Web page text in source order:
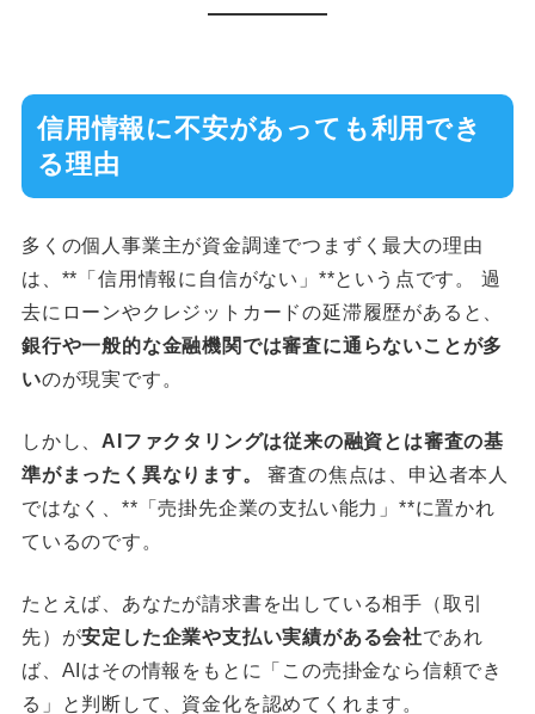
信用情報に不安があっても利用でき
る理由
多くの個人事業主が資金調達でつまずく最大の理由
は、**「信用情報に自信がない」**という点です。 過
去にローンやクレジットカードの延滞履歴があると、
銀行や一般的な金融機関では審査に通らないことが多
いのが現実です。
しかし、 AIファクタリングは従来の融資とは審査の基
準がまったく異なります。
審査の焦点は、申込者本人
ではなく、**「売掛先企業の支払い能力」**に置かれ
ているのです。
たとえば、あなたが請求書を出している相手（取引
先）が安定した企業や支払い実績がある会社であれ
ば、AIはその情報をもとに「この売掛金なら信頼でき
る」と判断して、資金化を認めてくれます。